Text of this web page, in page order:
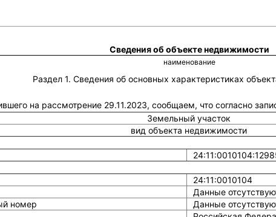
Сведения об объекте недвижимости
наименование
Раздел 1. Сведения об основных характеристиках
на рассмотрение 29.11.2023, сообщаем, что согласно
Земельный участок
вид объекта недвижимости
24:11:0010104
Данные
номер
Данные